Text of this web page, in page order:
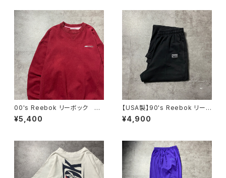
00's Reebok リーボック 刺
繍ワンポイント 前V ワインレッ
ド スウェット トレーナー
¥5,400
【USA製】90's Reebok リー
ボック ベクターロゴ ラベ
ル ブラック 薄手 スウェット
¥4,900